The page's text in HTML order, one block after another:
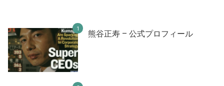
熊谷正寿 – 公式プロフィール